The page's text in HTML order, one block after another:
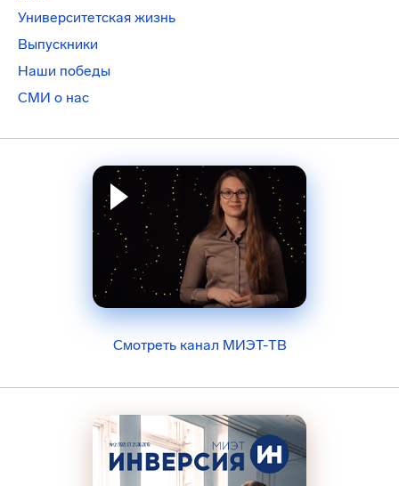
Университетская жизнь
Выпускники
Наши победы
СМИ о нас
Смотреть канал МИЭТ-ТВ